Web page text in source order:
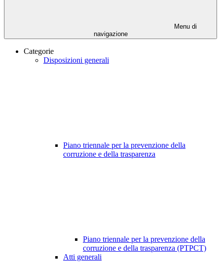
Menu di
navigazione
Categorie
Disposizioni generali
Piano triennale per la prevenzione della
corruzione e della trasparenza
Piano triennale per la prevenzione della
corruzione e della trasparenza (PTPCT)
Atti generali